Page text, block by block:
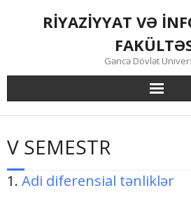
RİYAZİYYAT VƏ
Gəncə Dövlət
V SEMESTR
1. Adi diferensial tənliklər